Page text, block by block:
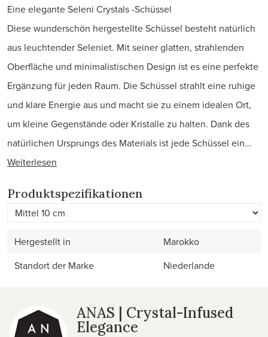
Eine elegante Seleni Crystals -Schüssel
Diese wunderschön hergestellte Schüssel besteht natürlich
aus leuchtender Seleniet. Mit seiner glatten, strahlenden
Oberfläche und minimalistischen Design ist es eine perfekte
Ergänzung für jeden Raum. Die Schüssel strahlt eine ruhige
und klare Energie aus und macht sie zu einem idealen Ort,
um kleine Gegenstände oder Kristalle zu halten. Dank des
natürlichen Ursprungs des Materials ist jede Schüssel ein…
Weiterlesen
Produktspezifikationen
Hergestellt in
Marokko
Standort der Marke
Niederlande
ANAS | Crystal-Infused
Elegance